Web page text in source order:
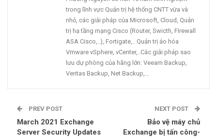
trong lĩnh vực Quản trị hệ thống CNTT vừa và
nhỏ, các giải pháp của Microsoft, Cloud, Quản
trị hạ tầng mạng Cisco (Router, Swicth, FIrewall
ASA Cisco,..), Fortigate,.. Quản trị ảo hóa
Vmware vSphere, vCenter,..Các giải pháp sao
lưu dự phòng của hãng lớn: Veeam Backup,
Veritas Backup, Net Backup,…
PREV POST
March 2021 Exchange
Server Security Updates
NEXT POST
Bảo vệ máy chủ
Exchange bị tấn công-